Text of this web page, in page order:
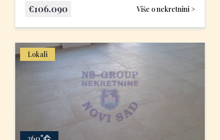
Više o nekretnini >
€106.090
Lokali